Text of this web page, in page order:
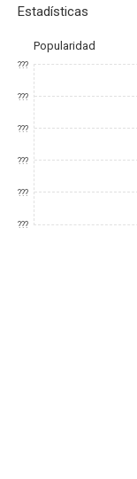
Estadísticas
Popularidad
???
???
???
???
???
???